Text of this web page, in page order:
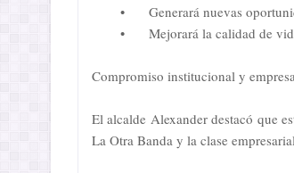
•
Generará nuevas
•
Mejorará la calidad de
Compromiso institucional y
El alcalde Alexander destacó que
La Otra Banda y la clase